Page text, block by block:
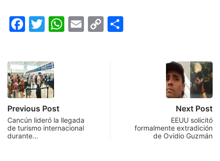
Facebook
Twitter
WhatsApp
Email
Copy
Previous Post
Cancún lideró la llegada
de turismo internacional
durante…
Next Post
EEUU solicitó
formalmente extradición
de Ovidio Guzmán